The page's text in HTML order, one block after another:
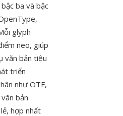
ba và bậc
glyph
neo, giúp
văn bản tiêu
triển
như OTF,
bản
hợp nhất